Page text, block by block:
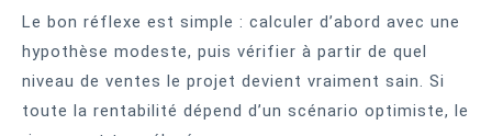
Le bon réflexe est simple : calculer d’abord avec une
hypothèse modeste, puis vérifier à partir de quel
niveau de ventes le projet devient vraiment sain. Si
toute la rentabilité dépend d’un scénario optimiste, le